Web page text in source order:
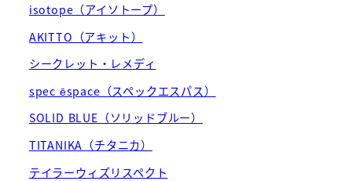
isotope（アイソトープ）
AKITTO（アキット）
シークレット・レメディ
spec ēspace（スペックエスパス）
SOLID BLUE（ソリッドブルー）
TITANIKA（チタニカ）
テイラーウィズリスペクト